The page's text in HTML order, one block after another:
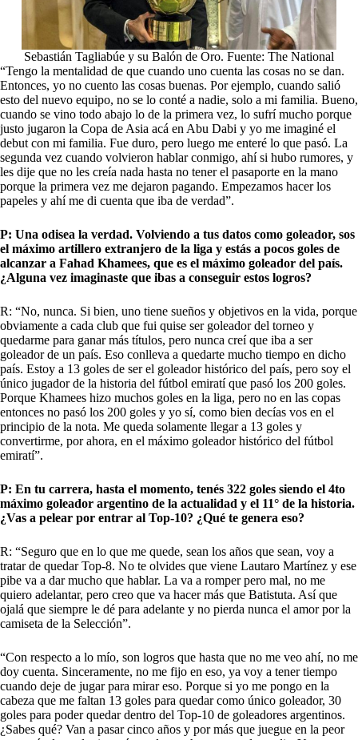
Sebastián Tagliabúe y su Balón de Oro. Fuente: The National
“Tengo la mentalidad de que cuando uno cuenta las cosas no se dan.
Entonces, yo no cuento las cosas buenas. Por ejemplo, cuando salió
esto del nuevo equipo, no se lo conté a nadie, solo a mi familia. Bueno,
cuando se vino todo abajo lo de la primera vez, lo sufrí mucho porque
justo jugaron la Copa de Asia acá en Abu Dabi y yo me imaginé el
debut con mi familia. Fue duro, pero luego me enteré lo que pasó. La
segunda vez cuando volvieron hablar conmigo, ahí si hubo rumores, y
les dije que no les creía nada hasta no tener el pasaporte en la mano
porque la primera vez me dejaron pagando. Empezamos hacer los
papeles y ahí me di cuenta que iba de verdad”.
P: Una odisea la verdad. Volviendo a tus datos como goleador, sos
el máximo artillero extranjero de la liga y estás a pocos goles de
alcanzar a Fahad Khamees, que es el máximo goleador del país.
¿Alguna vez imaginaste que ibas a conseguir estos logros?
R: “No, nunca. Si bien, uno tiene sueños y objetivos en la vida, porque
obviamente a cada club que fui quise ser goleador del torneo y
quedarme para ganar más títulos, pero nunca creí que iba a ser
goleador de un país. Eso conlleva a quedarte mucho tiempo en dicho
país. Estoy a 13 goles de ser el goleador histórico del país, pero soy el
único jugador de la historia del fútbol emiratí que pasó los 200 goles.
Porque Khamees hizo muchos goles en la liga, pero no en las copas
entonces no pasó los 200 goles y yo sí, como bien decías vos en el
principio de la nota. Me queda solamente llegar a 13 goles y
convertirme, por ahora, en el máximo goleador histórico del fútbol
emiratí”.
P: En tu carrera, hasta el momento, tenés 322 goles siendo el 4to
máximo goleador argentino de la actualidad y el 11° de la historia.
¿Vas a pelear por entrar al Top-10? ¿Qué te genera eso?
R: “Seguro que en lo que me quede, sean los años que sean, voy a
tratar de quedar Top-8. No te olvides que viene Lautaro Martínez y ese
pibe va a dar mucho que hablar. La va a romper pero mal, no me
quiero adelantar, pero creo que va hacer más que Batistuta. Así que
ojalá que siempre le dé para adelante y no pierda nunca el amor por la
camiseta de la Selección”.
“Con respecto a lo mío, son logros que hasta que no me veo ahí, no me
doy cuenta. Sinceramente, no me fijo en eso, ya voy a tener tiempo
cuando deje de jugar para mirar eso. Porque si yo me pongo en la
cabeza que me faltan 13 goles para quedar como único goleador, 30
goles para poder quedar dentro del Top-10 de goleadores argentinos.
¿Sabes qué? Van a pasar cinco años y por más que juegue en la peor